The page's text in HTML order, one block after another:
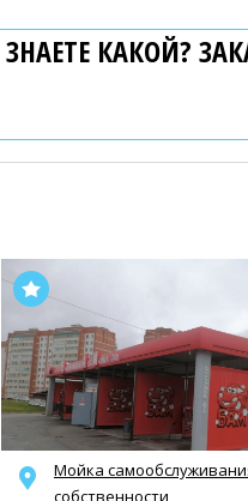
КАКОЙ?
Мойка
собственности